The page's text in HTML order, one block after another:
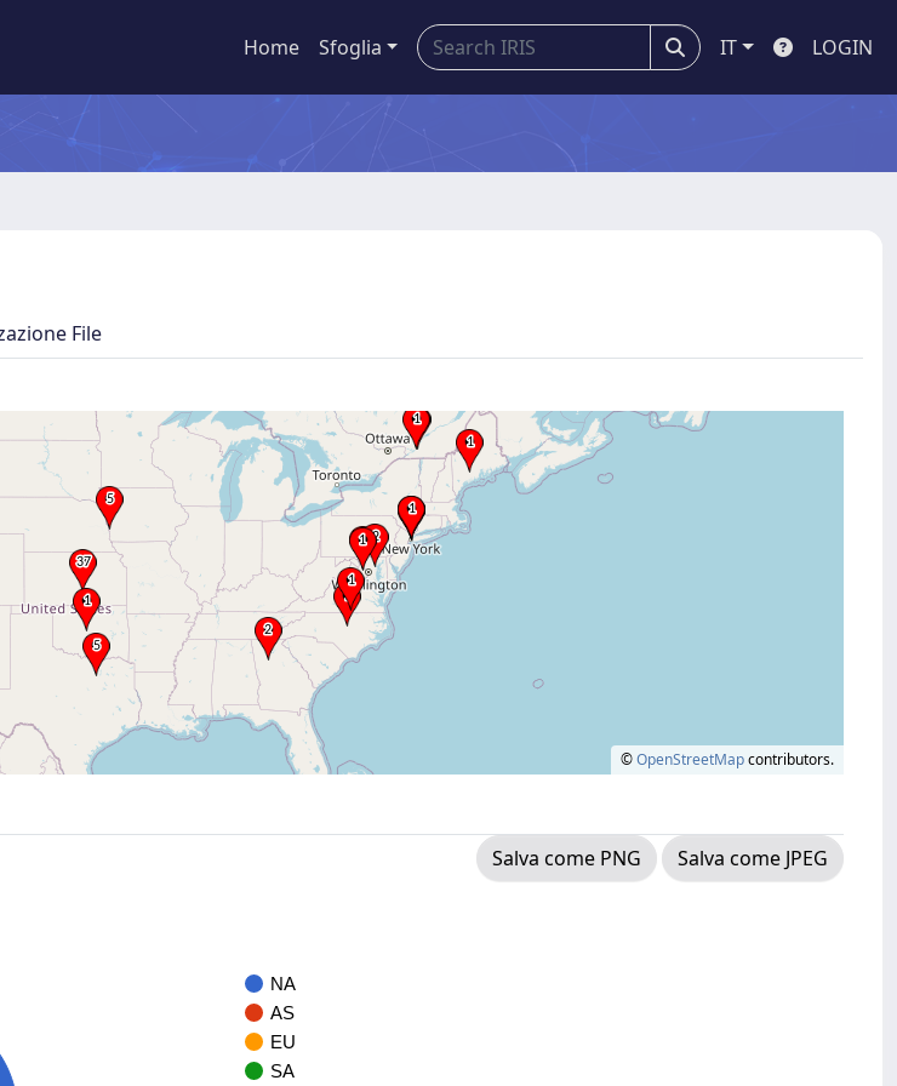
Home Sfoglia IT LOGIN
File
©OpenStreetMapcontributors.
Salva come PNG
Salva come JPEG
NA
AS
EU
SA